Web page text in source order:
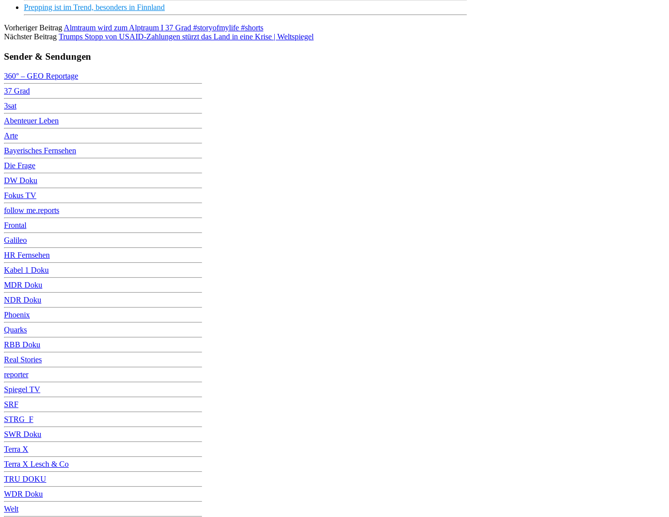
Prepping ist im Trend, besonders in Finnland
Vorheriger Beitrag Almtraum wird zum Alptraum I 37 Grad #storyofmylife #shorts
Nächster Beitrag Trumps Stopp von USAID-Zahlungen stürzt das Land in eine Krise | Weltspiegel
Sender & Sendungen
360° – GEO Reportage
37 Grad
3sat
Abenteuer Leben
Arte
Bayerisches Fernsehen
Die Frage
DW Doku
Fokus TV
follow me.reports
Frontal
Galileo
HR Fernsehen
Kabel 1 Doku
MDR Doku
NDR Doku
Phoenix
Quarks
RBB Doku
Real Stories
reporter
Spiegel TV
SRF
STRG_F
SWR Doku
Terra X
Terra X Lesch & Co
TRU DOKU
WDR Doku
Welt